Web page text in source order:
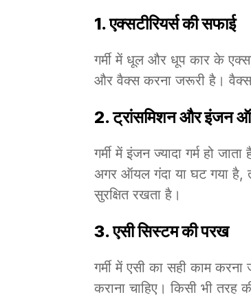
1.एक्सटीरियर्स की सफाई
गर्मी में धूल और धूप कार के
और वैक्स करना जरूरी है। वैक्स
2.ट्रांसमिशन और इंजन
गर्मी में इंजन ज्यादा गर्म हो
अगर ऑयल गंदा या घट गया है,
सुरक्षित रखता है।
3.एसी सिस्टम की परख
गर्मी में एसी का सही काम
कराना चाहिए। किसी भी